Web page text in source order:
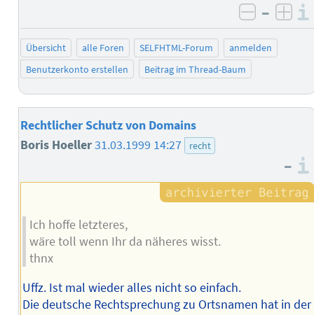
negativ
–
Übersicht alle Foren SELFHTML-Forum
anmelden
Benutzerkonto erstellen
Beitrag im Thread-Baum
Rechtlicher Schutz von Domains
Boris Hoeller31.03.1999 14:27 recht
–
Ich hoffe letzteres,
wäre toll wenn Ihr da näheres wisst.
thnx
Uffz. Ist mal wieder alles nicht so einfach.
Die deutsche Rechtsprechung zu Ortsnamen hat in der